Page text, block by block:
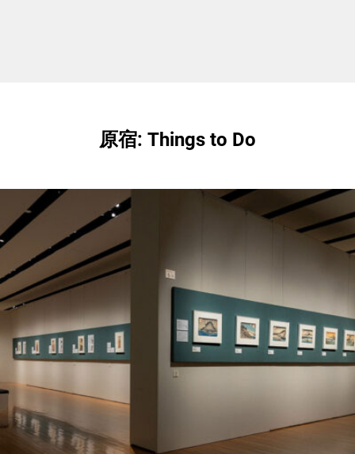
原宿: Things to Do